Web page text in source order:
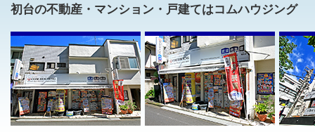
初台の不動産・マンション・戸建てはコムハウジング